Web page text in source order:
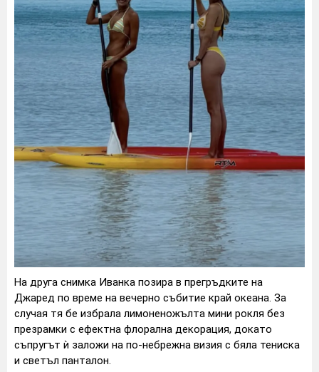
На друга снимка Иванка позира в прегръдките на
Джаред по време на вечерно събитие край океана. За
случая тя бе избрала лимоненожълта мини рокля без
презрамки с ефектна флорална декорация, докато
съпругът ѝ заложи на по-небрежна визия с бяла тениска
и светъл панталон.